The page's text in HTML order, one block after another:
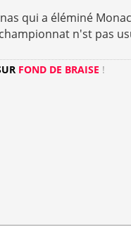
qui a éléminé
n'st pas
FOND DE BRAISE !